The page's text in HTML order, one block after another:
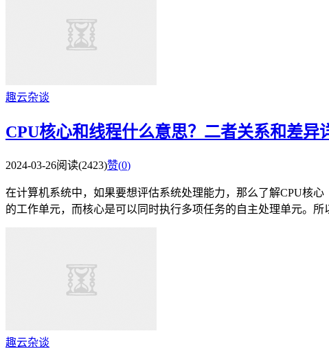
趣云杂谈
CPU核心和线程什么意思？二者关系和差异
2024-03-26阅读(2423)赞(0)
在计算机系统中，如果要想评估系统处理能力，那么了解CPU核
的工作单元，而核心是可以同时执行多项任务的自主处理单元。所
趣云杂谈